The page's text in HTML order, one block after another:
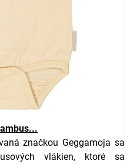
značkou Geggamoja sa
vlákien, ktoré sa